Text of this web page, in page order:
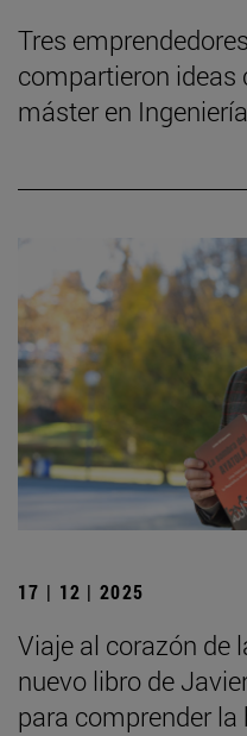
Tres
compartieron ideas
máster en
17 | 12 | 2025
Viaje al corazón de
nuevo libro de
para comprender